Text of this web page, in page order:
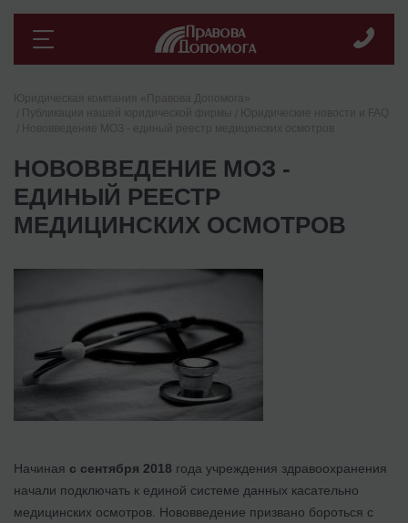
НОВОВВЕДЕНИЕ МОЗ -
ЕДИНЫЙ РЕЕСТР
МЕДИЦИНСКИХ ОСМОТРОВ
Начиная с сентября 2018 года учреждения здравоохранения
начали подключать к единой системе данных касательно
медицинских осмотров. Нововведение призвано бороться с